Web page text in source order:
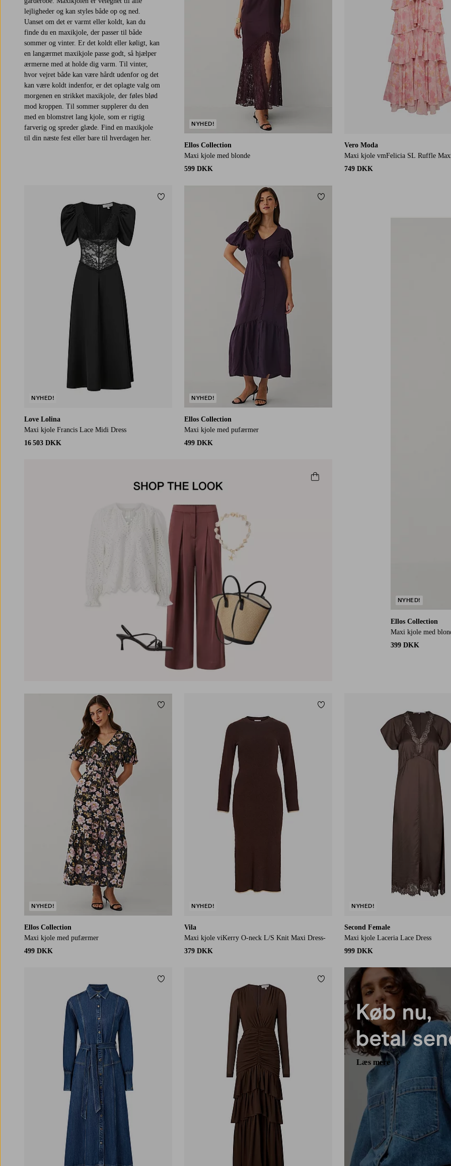
lejligheder og kan styles både op og ned.
Uanset om det er varmt eller koldt, kan du
finde du en maxikjole, der passer til både
sommer og vinter. Er det koldt eller køligt, kan
en langærmet maxikjole passe godt, så hjælper
ærmerne med at holde dig varm. Til vinter,
hvor vejret både kan være hårdt udenfor og det
kan være koldt indenfor, er det oplagte valg om
morgenen en strikket maxikjole, der føles blød
mod kroppen. Til sommer supplerer du den
med en blomstret lang kjole, som er rigtig
farverig og spreder glæde. Find en maxikjole
til din næste fest eller bare til hverdagen her.
Ellos Collection
Maxi kjole med
399 DKK
NYHED!
Ellos Collection
Maxi kjole med blonde
599 DKK
NYHED!
Vero Moda
Maxi kjole vmFelicia SL Ruffle
749 DKK
Love Lolina
Maxi kjole Francis Lace Midi Dress
16 503 DKK
NYHED!
Tilføj til favoritter
Ellos Collection
Maxi kjole med pufærmer
499 DKK
NYHED!
Tilføj til favoritter
Ellos Collection
Maxi kjole med pufærmer
499 DKK
NYHED!
Tilføj til favoritter
Vila
Maxi kjole viKerry O-neck L/S Knit Maxi Dress-
379 DKK
NYHED!
Tilføj til favoritter
Second Female
Maxi kjole Laceria Lace Dress
999 DKK
NYHED!
Tilføj til favoritter Tilføj til favoritter
Læs mere